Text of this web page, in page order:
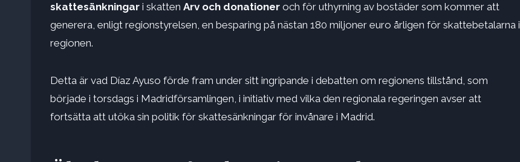
skattesänkningar i skatten Arv och donationer och för uthyrning av bostäder som kommer att
generera, enligt regionstyrelsen, en besparing på nästan 180 miljoner euro årligen för skattebetalarna i
regionen.
Detta är vad Díaz Ayuso förde fram under sitt ingripande i debatten om regionens tillstånd, som
började i torsdags i Madridförsamlingen, i initiativ med vilka den regionala regeringen avser att
fortsätta att utöka sin politik för skattesänkningar för invånare i Madrid.